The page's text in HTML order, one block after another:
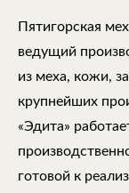
Пятигорская
ведущий
из меха, кожи,
крупнейших
«Эдита»
готовой к